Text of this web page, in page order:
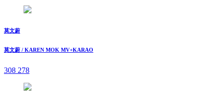
莫文蔚
莫文蔚 / KAREN MOK MV+KARAO
308 278